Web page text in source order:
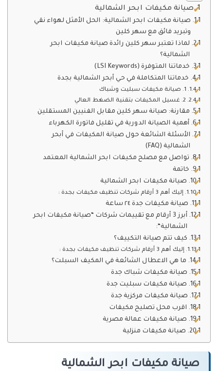
صيانة مكيفات ابحر الشمالية
صيانة مكيفات ابحر الشمالية: الحل الأمثل لهواء نقي
وتبريد فائق مع سهر كلين
لماذا تعتبر سهر كلين رائدة صيانة مكيفات ابحر
الشمالية؟
خدماتنا المتوفرة (LSI Keywords)
خدماتنا المتكاملة في حي أبحر الشمالية بجدة
1. صيانة مكيفات سبليت وشباك
2. غسيل المكيفات بتقنية الضغط العالي
مقارنة: صيانة سهر كلين مقابل الفنيين المستقلين
أهمية الصيانة الدورية في تقليل فاتورة الكهرباء
الأسئلة الشائعة حول صيانة المكيفات في أبحر
الشمالية (FAQ)
تواصل مع مصلح مكيفات ابحر الشمالية المعتمد
خاتمة
صيانة مكيفات ابحر الشمالية
إليك أهم 3 أرقام شركات تنظيف مكيفات بجدة :
صيانة مكيفات جدة ٢٤ ساعة
أبرز 3 أرقام مع تقييمات شركات “صيانة مكيفات ابحر
الشمالية“:
كيف تتم صيانة التكييف؟
إليك أهم 3 أرقام شركات تنظيف مكيفات بجدة :
ما هي الاعطال الشائعة في المكيف السبلت؟
صيانة مكيفات شباك جدة
صيانة مكيفات سبليت جدة
صيانة مكيفات مركزية جدة
اقرب محل تصليح مكيفات
صيانة مكيفات عمالة مصرية
صيانة مكيفات منزلية
صيانة مكيفات ابحر الشمالية